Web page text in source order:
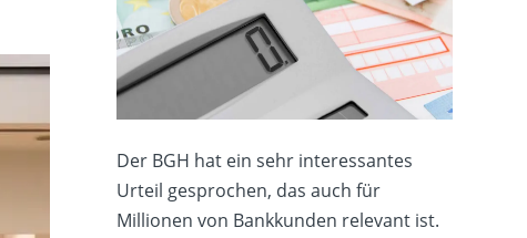
Der BGH hat ein sehr interessantes
Urteil gesprochen, das auch für
Millionen von Bankkunden relevant ist.